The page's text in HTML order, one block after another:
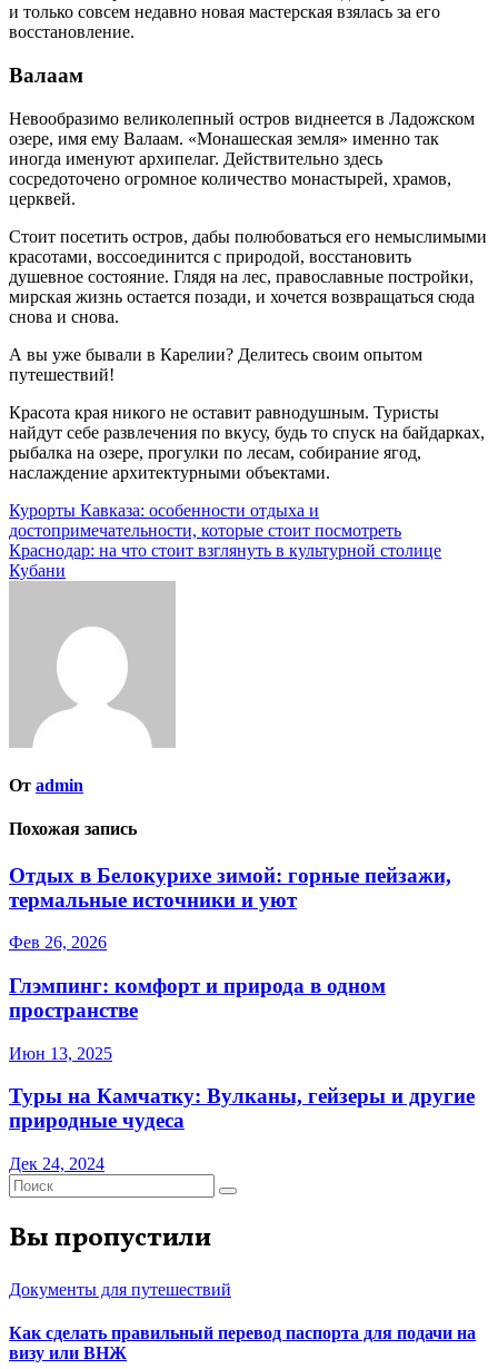
и только совсем недавно новая мастерская взялась за его
восстановление.
Валаам
Невообразимо великолепный остров виднеется в Ладожском
озере, имя ему Валаам. «Монашеская земля» именно так
иногда именуют архипелаг. Действительно здесь
сосредоточено огромное количество монастырей, храмов,
церквей.
Стоит посетить остров, дабы полюбоваться его немыслимыми
красотами, воссоединится с природой, восстановить
душевное состояние. Глядя на лес, православные постройки,
мирская жизнь остается позади, и хочется возвращаться сюда
снова и снова.
А вы уже бывали в Карелии? Делитесь своим опытом
путешествий!
Красота края никого не оставит равнодушным. Туристы
найдут себе развлечения по вкусу, будь то спуск на байдарках,
рыбалка на озере, прогулки по лесам, собирание ягод,
наслаждение архитектурными объектами.
Навигация
по
записям
Курорты Кавказа: особенности отдыха и
достопримечательности, которые стоит посмотреть
Краснодар: на что стоит взглянуть в культурной столице
Кубани
От admin
Похожая запись
Отдых в Белокурихе зимой: горные пейзажи,
термальные источники и уют
Фев 26, 2026
Глэмпинг: комфорт и природа в одном
пространстве
Июн 13, 2025
Туры на Камчатку: Вулканы, гейзеры и другие
природные чудеса
Дек 24, 2024
Вы пропустили
Документы для путешествий
Как сделать правильный перевод паспорта для подачи на
визу или ВНЖ